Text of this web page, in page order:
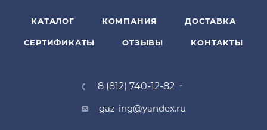
КАТАЛОГ КОМПАНИЯ ДОСТАВКА
СЕРТИФИКАТЫ ОТЗЫВЫ КОНТАКТЫ
8 (812) 740-12-82
gaz-ing@yandex.ru